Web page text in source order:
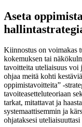
Aseta
Kiinnostus on voimakas
kokemuksen tai
tavoitteita uteliaisuus voi
ohjaa meitä kohti
oppimistavoitteita” -
tavoiteasetteluteoriaan
tarkat, mitattavat ja
systemaattisemmin ja
ohjataksesi uteliaisuuttasi